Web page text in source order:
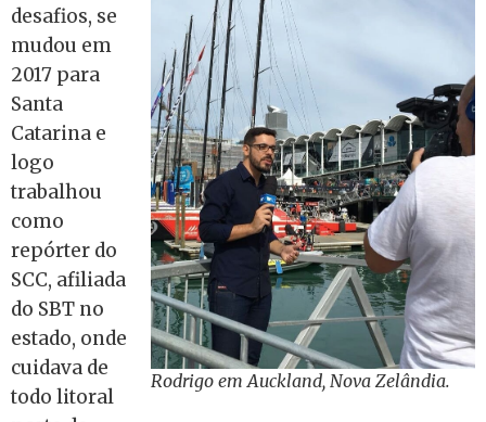
Rodrigo em Auckland, Nova Zelândia.
desafios, se
mudou em
2017 para
Santa
Catarina e
logo
trabalhou
como
repórter do
SCC, afiliada
do SBT no
estado, onde
cuidava de
todo litoral